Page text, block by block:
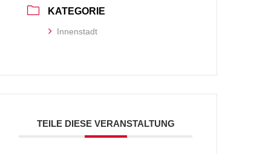
KATEGORIE
Innenstadt
TEILE DIESE VERANSTALTUNG